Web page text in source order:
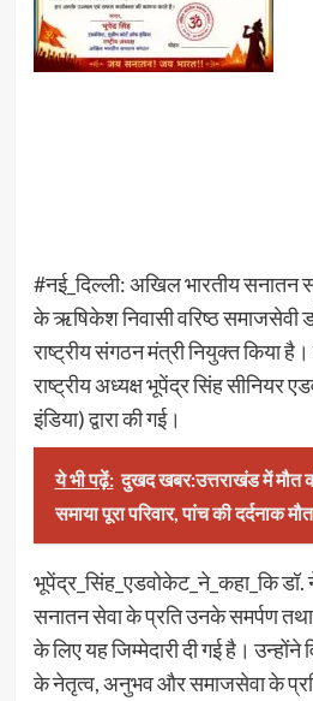
#नई_दिल्ली: अखिल भारतीय सनातन
के ऋषिकेश निवासी वरिष्ठ समाजसेवी
राष्ट्रीय संगठन मंत्री नियुक्त किया
राष्ट्रीय अध्यक्ष भूपेंद्र सिंह सीनियर
इंडिया) द्वारा की गई।
ये भी पढ़ें: दुखद खबर:उत्तराखंड में मौत
समाया पूरा परिवार, पांच की दर्दनाक मौत
भूपेंद्र_सिंह_एडवोकेट_ने_कहा_कि
सनातन सेवा के प्रति उनके समर्पण
के लिए यह जिम्मेदारी दी गई है। उन्होंने
के नेतृत्व, अनुभव और समाजसेवा के